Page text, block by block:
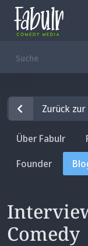
Zurück
Über Fabulr
Founder
Comedy